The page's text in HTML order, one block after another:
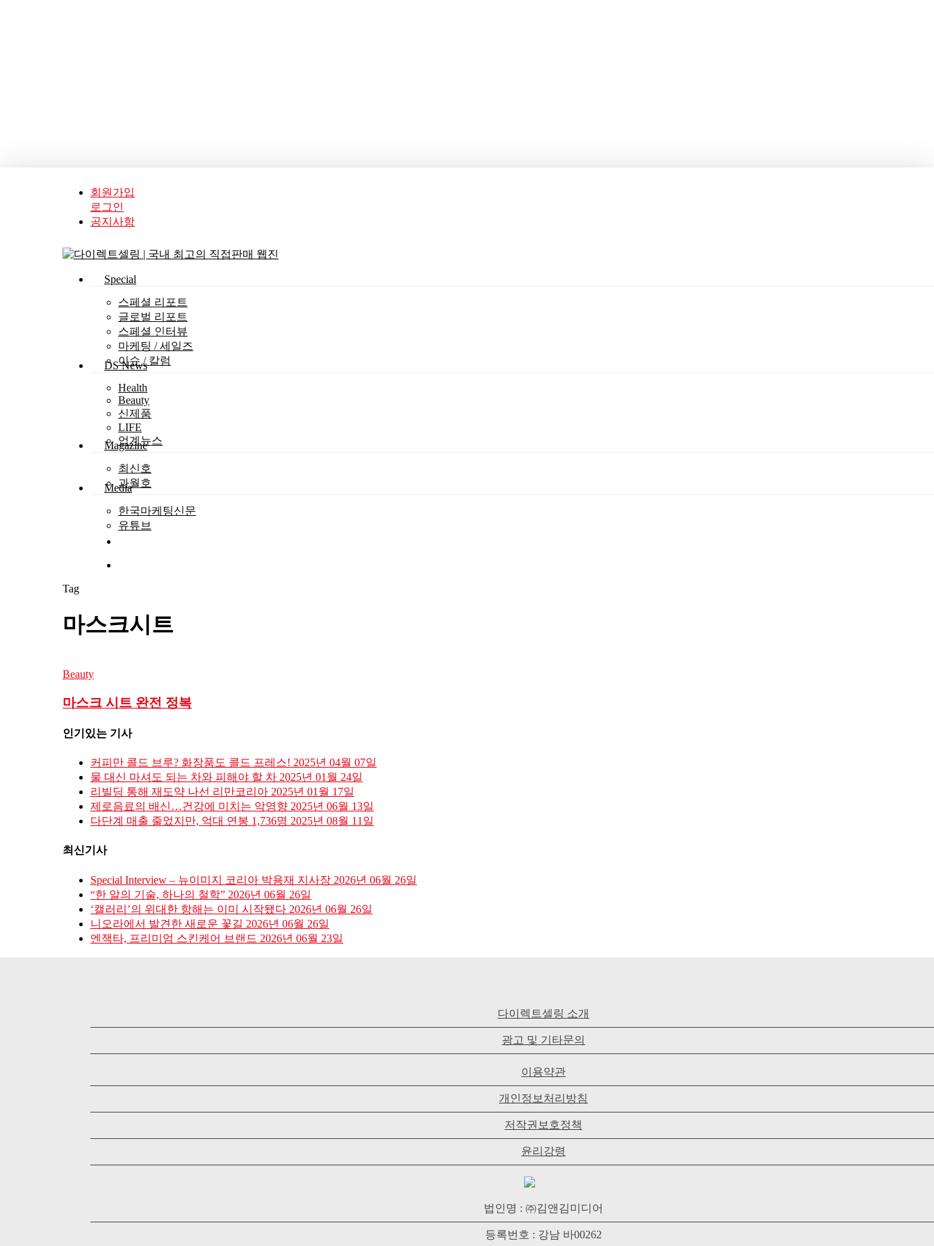
회원가입
로그인
공지사항
Hit enter to search or ESC to close
search
Menu
Special
스페셜 리포트
글로벌 리포트
스페셜 인터뷰
마케팅 / 세일즈
이슈 / 칼럼
DS News
Health
Beauty
신제품
LIFE
업계뉴스
Magazine
최신호
과월호
Media
한국마케팅신문
유튜브
Tag
마스크시트
Beauty
마스크 시트 완전 정복
인기있는 기사
커피만 콜드 브루? 화장품도 콜드 프레스! 2025년 04월 07일
물 대신 마셔도 되는 차와 피해야 할 차 2025년 01월 24일
리빌딩 통해 재도약 나선 리만코리아 2025년 01월 17일
제로음료의 배신…건강에 미치는 악영향 2025년 06월 13일
다단계 매출 줄었지만, 억대 연봉 1,736명 2025년 08월 11일
최신기사
Special Interview – 뉴이미지 코리아 박용재 지사장 2026년 06월 26일
“한 알의 기술, 하나의 철학” 2026년 06월 26일
‘캘러리’의 위대한 항해는 이미 시작됐다 2026년 06월 26일
니오라에서 발견한 새로운 꽃길 2026년 06월 26일
엔잭타, 프리미엄 스킨케어 브랜드 2026년 06월 23일
다이렉트셀링 소개
광고 및 기타문의
이용약관
개인정보처리방침
저작권보호정책
윤리강령
법인명 : ㈜김앤김미디어
등록번호 : 강남 바00262